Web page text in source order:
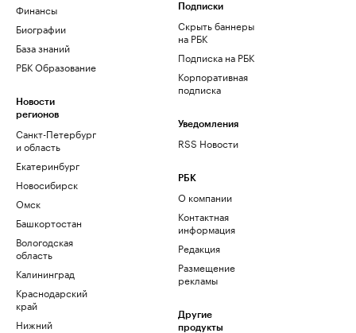
Финансы
Биографии
База знаний
РБК Образование
Новости
регионов
Санкт-Петербург
и область
Екатеринбург
Новосибирск
Омск
Башкортостан
Вологодская
область
Калининград
Краснодарский
край
Нижний
Подписки
Скрыть баннеры
на РБК
Подписка на РБК
Корпоративная
подписка
Уведомления
RSS Новости
РБК
О компании
Контактная
информация
Редакция
Размещение
рекламы
Другие
продукты